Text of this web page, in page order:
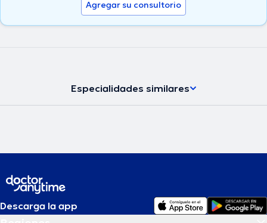
Agregar su consultorio
Especialidades similares
Descarga la app